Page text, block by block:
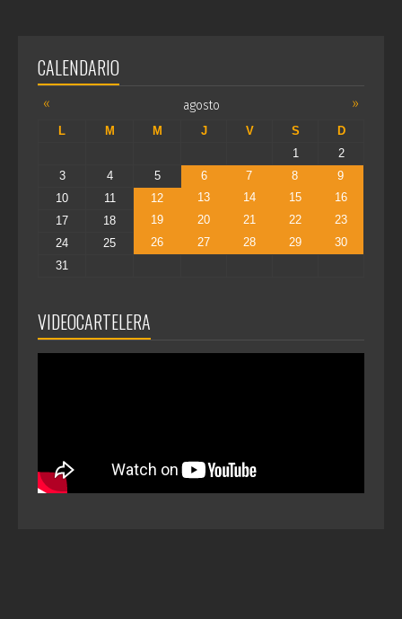
CALENDARIO
« agosto »
L M M J V S
D
1
2
3
4 5 6 7 8
9
10
11 12 13 14 15
16
17
18 19 20 21 22
23
24
25 26 27 28 29
30
31
VIDEOCARTELERA